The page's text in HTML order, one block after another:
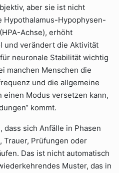
aber sie ist nicht
Hypophysen-
Achse), erhöht
und verändert die Aktivität
neuronale Stabilität wichtig
manchen Menschen die
und die allgemeine
einen Modus versetzen kann,
kommt.
sich Anfälle in Phasen
Trauer, Prüfungen oder
Das ist nicht automatisch
Muster, das in